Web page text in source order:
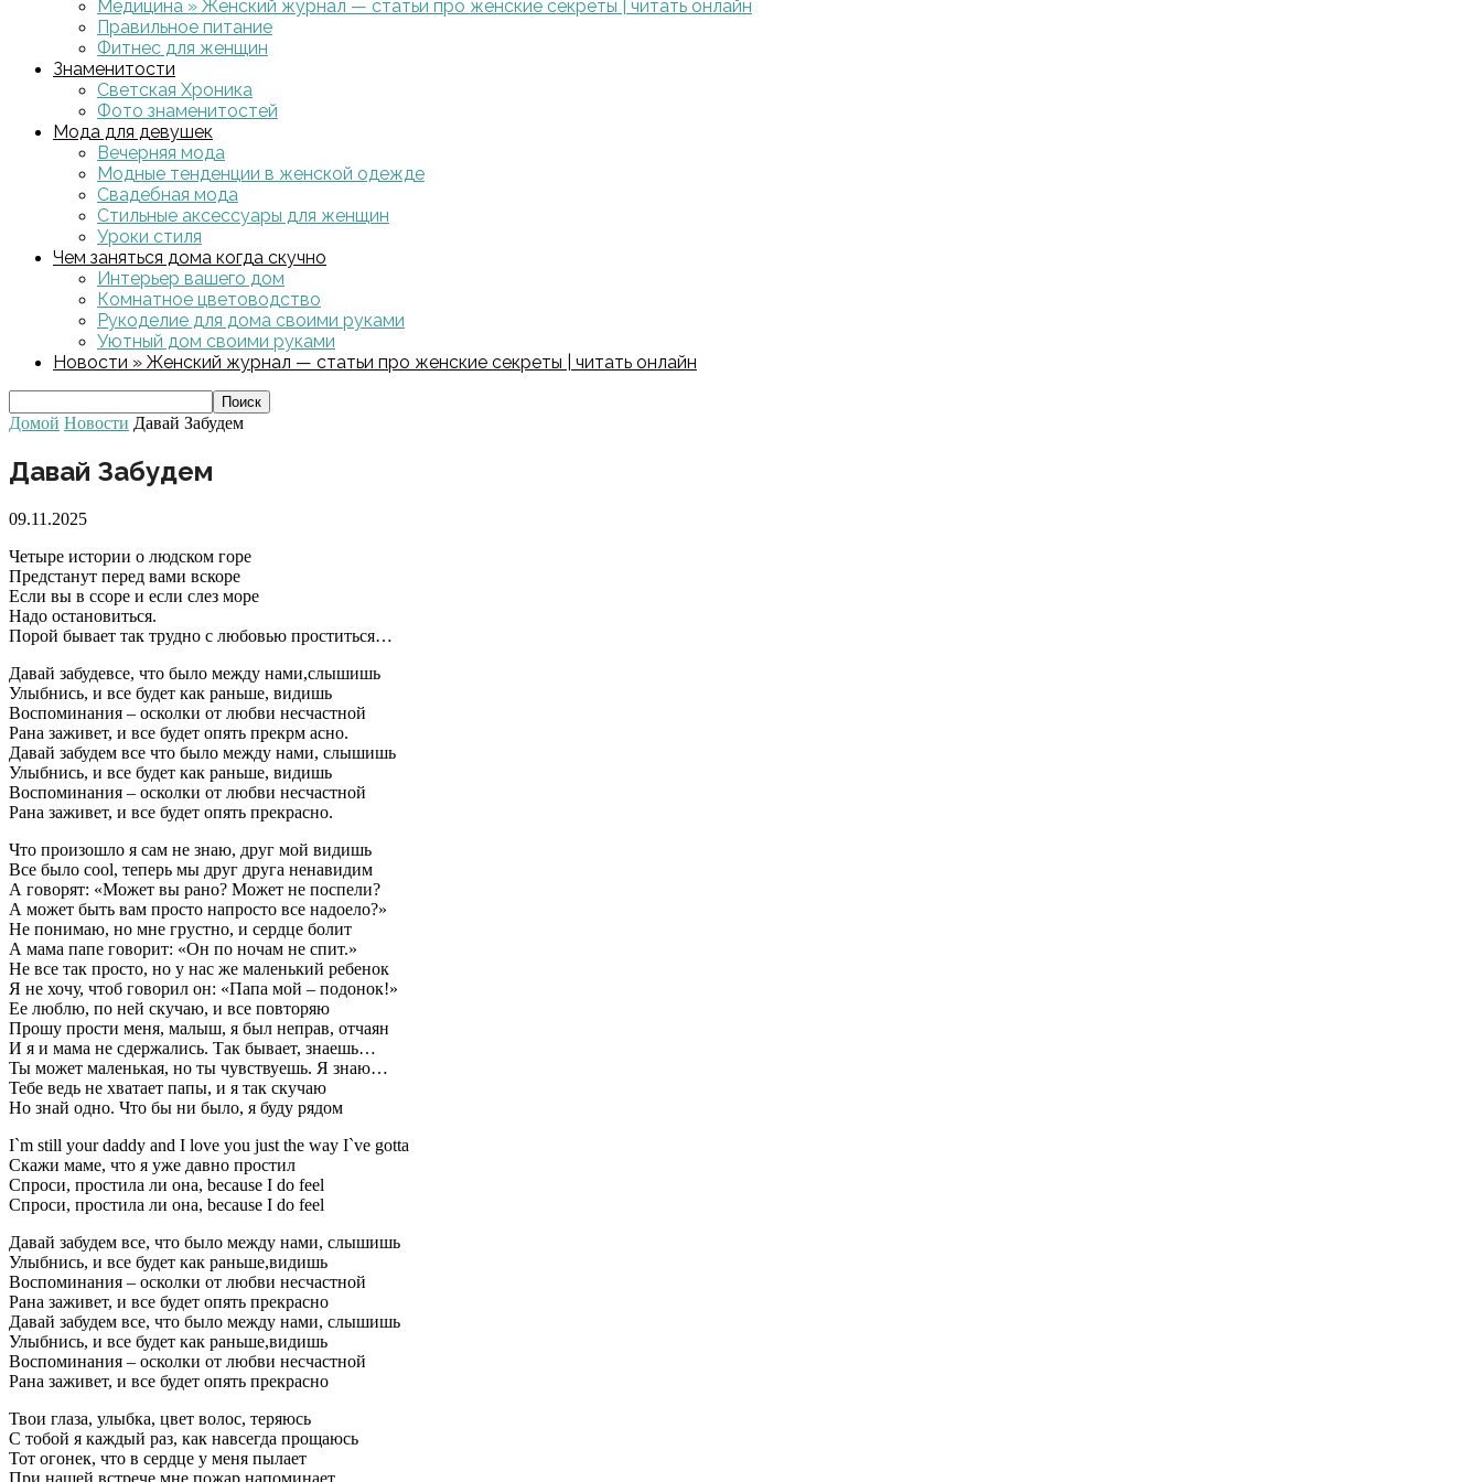
Медицина » Женский журнал — статьи про женские секреты | читать онлайн
Правильное питание
Фитнес для женщин
Знаменитости
Светская Хроника
Фото знаменитостей
Мода для девушек
Вечерняя мода
Модные тенденции в женской одежде
Свадебная мода
Стильные аксессуары для женщин
Уроки стиля
Чем заняться дома когда скучно
Интерьер вашего дом
Комнатное цветоводство
Рукоделие для дома своими руками
Уютный дом своими руками
Новости » Женский журнал — статьи про женские секреты | читать онлайн
Домой Новости Давай Забудем
Давай Забудем
09.11.2025
Четыре истории о людском горе
Предстанут перед вами вскоре
Если вы в ссоре и если слез море
Надо остановиться.
Порой бывает так трудно с любовью проститься…
Давай забудевсе, что было между нами,слышишь
Улыбнись, и все будет как раньше, видишь
Воспоминания – осколки от любви несчастной
Рана заживет, и все будет опять прекрм асно.
Давай забудем все что было между нами, слышишь
Улыбнись, и все будет как раньше, видишь
Воспоминания – осколки от любви несчастной
Рана заживет, и все будет опять прекрасно.
Что произошло я сам не знаю, друг мой видишь
Все было cool, теперь мы друг друга ненавидим
А говорят: «Может вы рано? Может не поспели?
А может быть вам просто напросто все надоело?»
Не понимаю, но мне грустно, и сердце болит
А мама папе говорит: «Он по ночам не спит.»
Не все так просто, но у нас же маленький ребенок
Я не хочу, чтоб говорил он: «Папа мой – подонок!»
Ее люблю, по ней скучаю, и все повторяю
Прошу прости меня, малыш, я был неправ, отчаян
И я и мама не сдержались. Так бывает, знаешь…
Ты может маленькая, но ты чувствуешь. Я знаю…
Тебе ведь не хватает папы, и я так скучаю
Но знай одно. Что бы ни было, я буду рядом
I`m still your daddy and I love you just the way I`ve gotta
Скажи маме, что я уже давно простил
Спроси, простила ли она, because I do feel
Спроси, простила ли она, because I do feel
Давай забудем все, что было между нами, слышишь
Улыбнись, и все будет как раньше,видишь
Воспоминания – осколки от любви несчастной
Рана заживет, и все будет опять прекрасно
Давай забудем все, что было между нами, слышишь
Улыбнись, и все будет как раньше,видишь
Воспоминания – осколки от любви несчастной
Рана заживет, и все будет опять прекрасно
Твои глаза, улыбка, цвет волос, теряюсь
С тобой я каждый раз, как навсегда прощаюсь
Тот огонек, что в сердце у меня пылает
При нашей встрече мне пожар напоминает